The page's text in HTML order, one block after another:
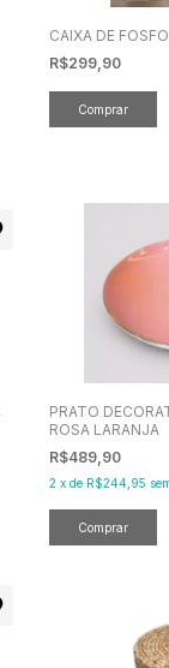
CAIXA DE
R$299,90
PRATO
ROSA LARANJA
R$489,90
2 x de R$244,95